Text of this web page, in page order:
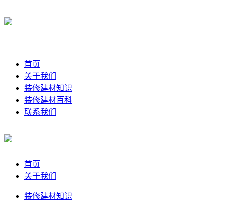
首页
关于我们
装修建材知识
装修建材百科
联系我们
首页
关于我们
装修建材知识